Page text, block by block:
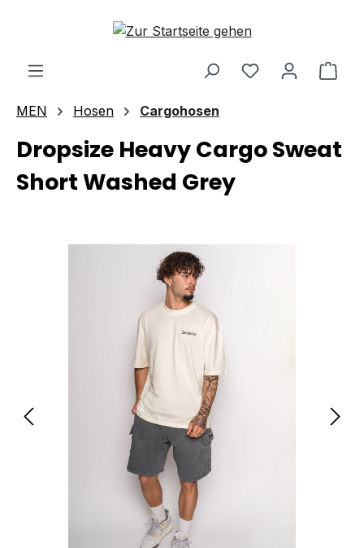
Zum Hauptinhalt springen
MEN Hosen Cargohosen
Dropsize Heavy Cargo Sweat
Short Washed Grey
Bildergalerie überspringen